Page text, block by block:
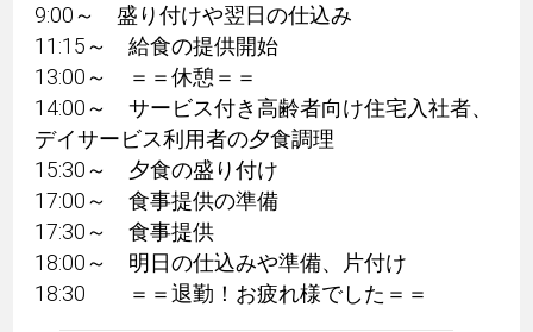
9:00～ 盛り付けや翌日の仕込み
11:15～ 給食の提供開始
13:00～ ＝＝休憩＝＝
14:00～ サービス付き高齢者向け住宅入社者、
デイサービス利用者の夕食調理
15:30～ 夕食の盛り付け
17:00～ 食事提供の準備
17:30～ 食事提供
18:00～ 明日の仕込みや準備、片付け
18:30 ＝＝退勤！お疲れ様でした＝＝